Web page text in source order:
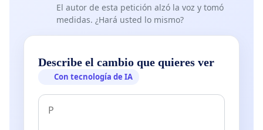
El autor de esta petición alzó la voz y tomó
medidas. ¿Hará usted lo mismo?
Describe el cambio que quieres ver
Con tecnología de IA